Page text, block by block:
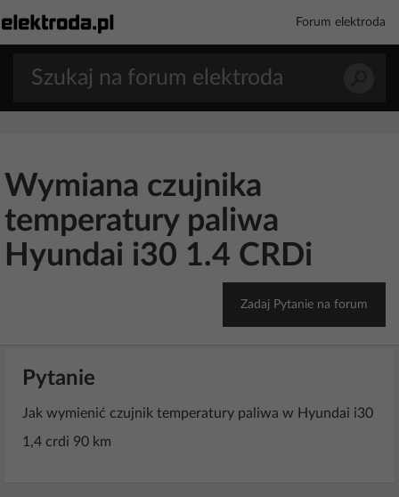
Forum elektroda
Wymiana czujnika
temperatury paliwa
Hyundai i30 1.4 CRDi
Zadaj Pytanie na forum
Pytanie
Jak wymienić czujnik temperatury paliwa w Hyundai i30
1,4 crdi 90 km